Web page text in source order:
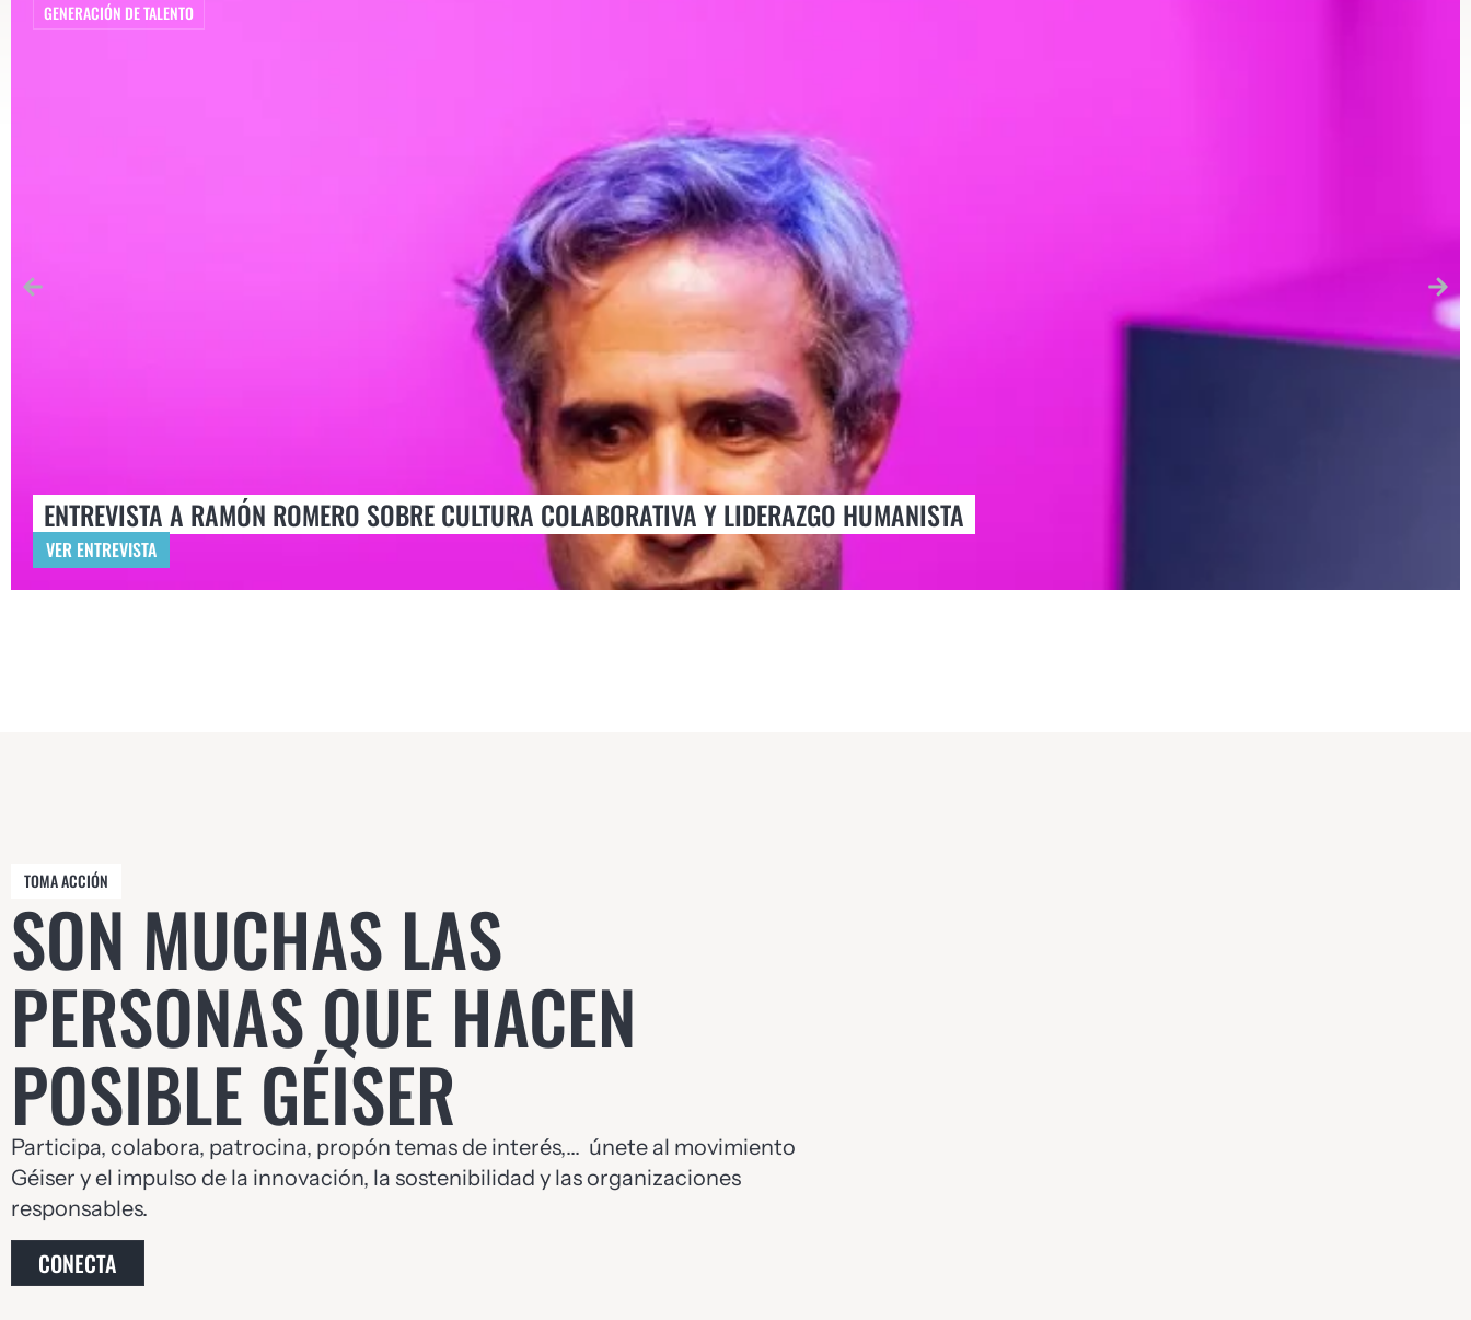
GENERACIÓN DE TALENTO
ENTREVISTA A RAMÓN ROMERO SOBRE CULTURA COLABORATIVA Y LIDERAZGO HUMANISTA
VER ENTREVISTA
TOMA ACCIÓN
SON MUCHAS LAS
PERSONAS QUE HACEN
POSIBLE GÉISER
Participa, colabora, patrocina, propón temas de interés,… únete al movimiento
Géiser y el impulso de la innovación, la sostenibilidad y las organizaciones
responsables.
CONECTA